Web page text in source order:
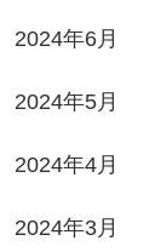
2024年6月
2024年5月
2024年4月
2024年3月